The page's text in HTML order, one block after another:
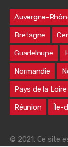
Auvergne-
Bretagne
Guadeloupe
Normandie
Pays de la Loire
Réunion Île-
© 2021. Ce site